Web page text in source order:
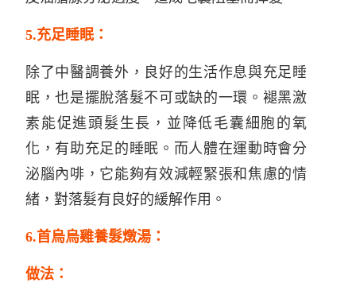
5.充足睡眠：
除了中醫調養外，良好的生活作息與充足睡
眠，也是擺脫落髮不可或缺的一環。褪黑激
素能促進頭髮生長，並降低毛囊細胞的氧
化，有助充足的睡眠。而人體在運動時會分
泌腦內啡，它能夠有效減輕緊張和焦慮的情
緒，對落髮有良好的緩解作用。
6.首烏烏雞養髮燉湯：
做法：